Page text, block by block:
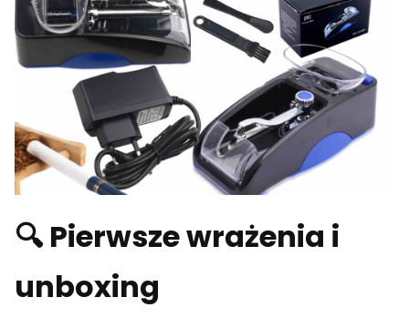
🔍 Pierwsze wrażenia i
unboxing